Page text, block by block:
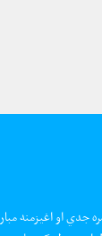
جدي او اغیزمنه